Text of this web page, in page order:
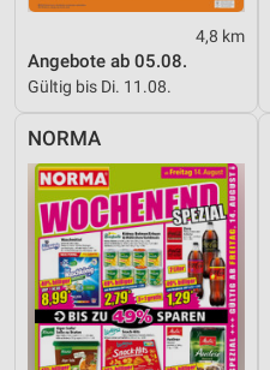
4,8 km
Angebote ab 05.08.
Gültig bis Di. 11.08.
NORMA